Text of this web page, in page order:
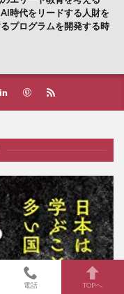
代をリードする人財を
プログラムを開発する時
電話 TOPへ